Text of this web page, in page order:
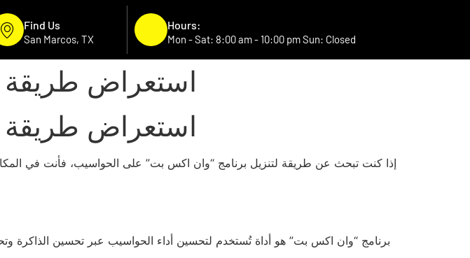
Find Us
San Marcos, TX
Hours:
Mon - Sat: 8:00 am - 10:00 pm Sun: Closed
Our Services Areas We Serve
استعراض
استعراض
إذا كنت تبحث عن طريقة لتنزيل برنامج “وان اكس بت” على الحواسيب، فأنت في
برنامج “وان اكس بت” هو أداة تُستخدم لتحسين أداء الحواسيب عبر تحسين الذاكرة